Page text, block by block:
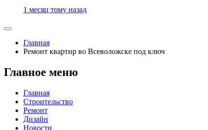
1 месяц тому назад
Главная
Ремонт квартир во Всеволожске под ключ
Главное меню
Главная
Строительство
Ремонт
Дизайн
Новости